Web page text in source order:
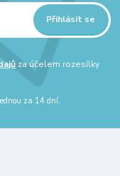
Přihlásit se
za účelem rozesílky
za 14 dní.